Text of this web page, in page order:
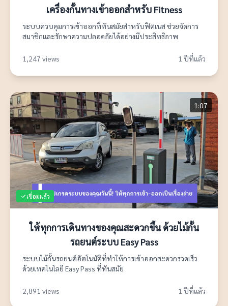
เครื่องกั้นทางเข้าออกสำหรับ Fitness
ระบบควบคุมการเข้าออกที่ทันสมัยสำหรับฟิตเนส ช่วยจัดการ
สมาชิกและรักษาความปลอดภัยได้อย่างมีประสิทธิภาพ
1,247 views 1 ปีที่แล้ว
1:07
เชื่อมแล้ว
ให้ทุกการเดินทางของคุณสะดวกขึ้น ด้วยไม้กั้น
รถยนต์ระบบ Easy Pass
ระบบไม้กั้นรถยนต์อัตโนมัติที่ทำให้การเข้าออกสะดวกรวดเร็ว
ด้วยเทคโนโลยี Easy Pass ที่ทันสมัย
2,891 views 1 ปีที่แล้ว